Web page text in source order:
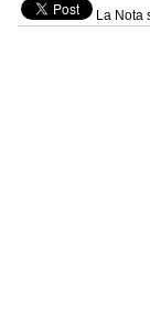
La Nota